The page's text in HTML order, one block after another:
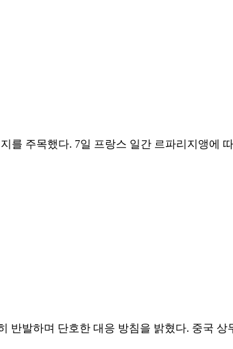
주목했다. 7일 프랑스 일간 르파리지앵에
반발하며 단호한 대응 방침을 밝혔다. 중국 상